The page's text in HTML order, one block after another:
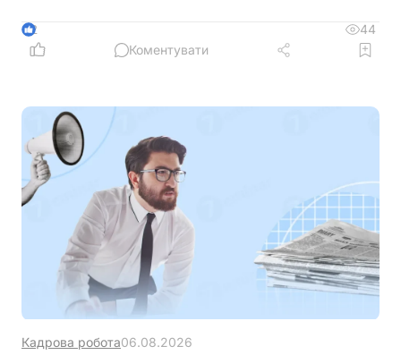
нових правил щодо підтвердження страхового
стажу та призначення пенсій
2
44
Коментувати
Кадрова робота06.08.2026